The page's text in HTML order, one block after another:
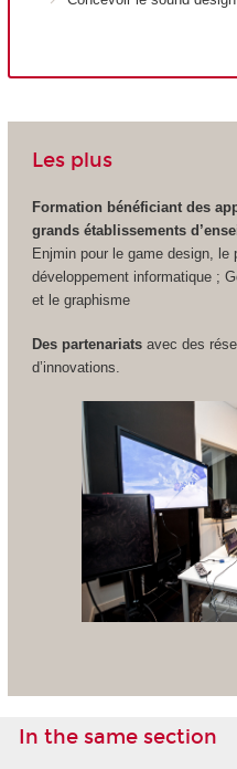
Les plus
Formation bénéficiant des
grands établissements
Enjmin pour le game design,
développement informatique ;
et le graphisme
Des partenariatsavec des
d’innovations.
In the same section